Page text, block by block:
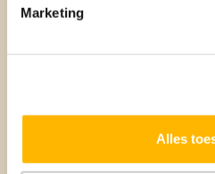
Marketing
Alles
aan een aantal voorwaarden
schenker spreken samen af
de ontvanger kunnen aantonen
ontvanger aangifte